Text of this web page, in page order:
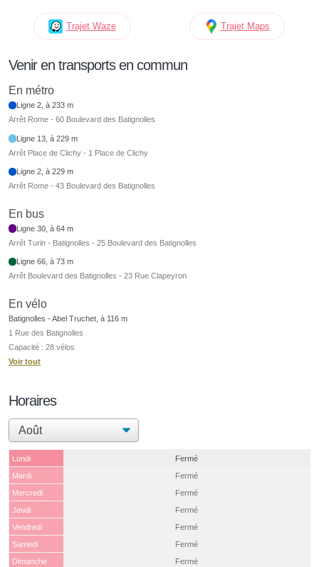
Trajet Waze Trajet Maps
Venir en transports en commun
En métro
Ligne 2, à 233 m
Arrêt Rome - 60 Boulevard des Batignolles
Ligne 13, à 229 m
Arrêt Place de Clichy - 1 Place de Clichy
Ligne 2, à 229 m
Arrêt Rome - 43 Boulevard des Batignolles
En bus
Ligne 30, à 64 m
Arrêt Turin - Batignolles - 25 Boulevard des Batignolles
Ligne 66, à 73 m
Arrêt Boulevard des Batignolles - 23 Rue Clapeyron
En vélo
Batignolles - Abel Truchet, à 116 m
1 Rue des Batignolles
Capacité : 28 vélos
Voir tout
Horaires
Lundi
Fermé
Mardi
Fermé
Mercredi
Fermé
Jeudi
Fermé
Vendredi
Fermé
Samedi
Fermé
Dimanche
Fermé